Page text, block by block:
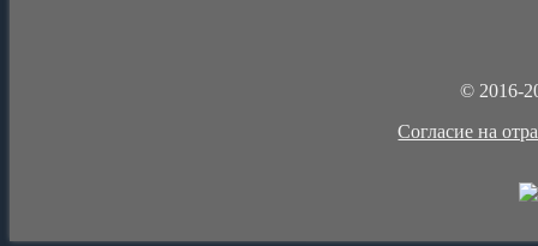
© 2016-
Cогласие на